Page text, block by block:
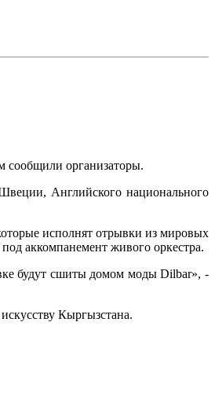
сообщили организаторы.
Английского национального
исполнят отрывки из мировых
аккомпанемент живого оркестра.
будут сшиты домом моды Dilbar», -
Кыргызстана.